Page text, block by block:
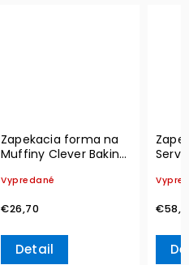
Zapekacia forma na
Muffiny Clever Baking,
Boch
Vypredané
€26,70
Detail
–